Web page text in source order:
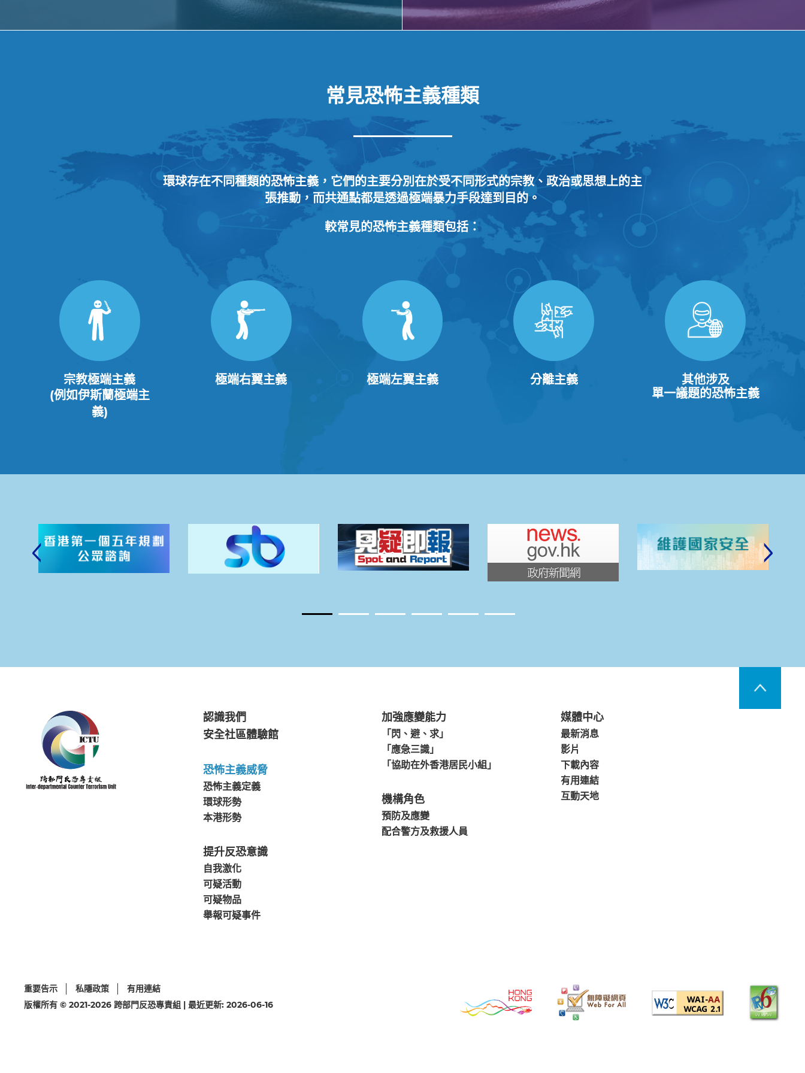
常見恐怖主義種類
環球存在不同種類的恐怖主義，它們的主要分別在於受不同形式的宗教、政治或思想上的主
張推動，而共通點都是透過極端暴力手段達到目的。
較常見的恐怖主義種類包括：
宗教極端主義
(例如伊斯蘭極端主
義)
極端右翼主義 極端左翼主義 分離主義
其他涉及
單一議題的恐怖主義
認識我們
安全社區體驗館
恐怖主義威脅
恐怖主義定義
環球形勢
本港形勢
提升反恐意識
自我激化
可疑活動
可疑物品
舉報可疑事件
加強應變能力
「閃、避、求」
「應急三識」
「協助在外香港居民小組」
機構角色
預防及應變
配合警方及救援人員
媒體中心
最新消息
影片
下載內容
有用連結
互動天地
重要告示 私隱政策
有用連結
版權所有 © 2021-2026 跨部門反恐專責組 | 最近更新: 2026-06-16